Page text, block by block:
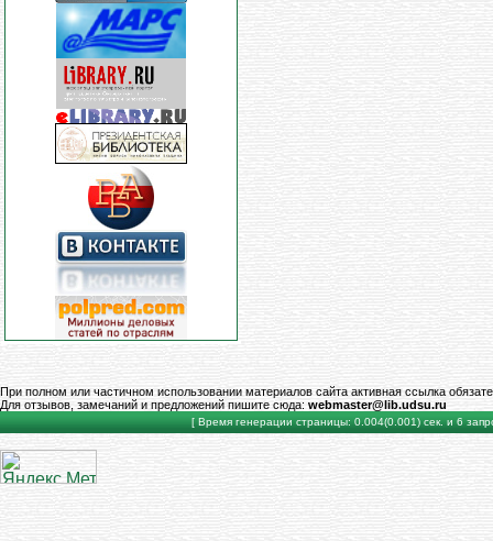
При полном или частичном использовании материалов сайта активная ссылка
Для отзывов, замечаний и предложений пишите сюда: webmaster@lib.udsu.ru
[ Время генерации страницы: 0.004(0.001) сек. и 6